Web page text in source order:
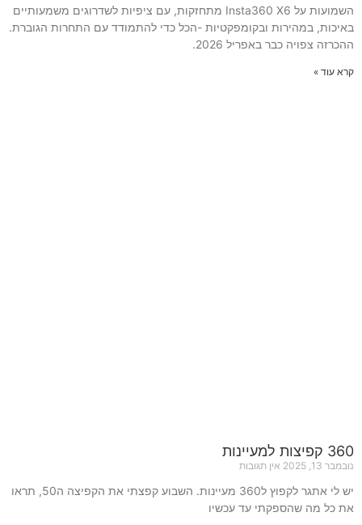
השמועות על Insta360 X6 מתחזקות, עם ציפיות לשדרוגים משמעותיים
באיכות, במהירות ובקומפקטיות -הכל כדי להתמודד עם התחרות הגוברת.
ההכרזה צפויה כבר באפריל 2026.
קרא עוד »
360 קפיצות למעיינות
נובמבר 13, 2025 אין תגובות
יש לי אתגר לקפוץ ל360 מעיינות. השבוע קפצתי את הקפיצה ה50, תראו
את כל מה שהספקתי עד עכשיו